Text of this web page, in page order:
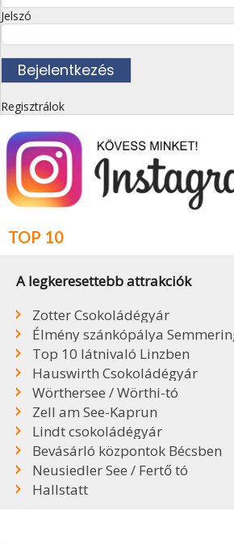
Jelszó
Regisztrálok
TOP 10
A legkeresettebb attrakciók
Zotter Csokoládégyár
Élmény szánkópálya
Top 10 látnivaló Linzben
Hauswirth Csokoládégyár
Wörthersee / Wörthi-tó
Zell am See-Kaprun
Lindt csokoládégyár
Bevásárló központok Bécsben
Neusiedler See / Fertő tó
Hallstatt